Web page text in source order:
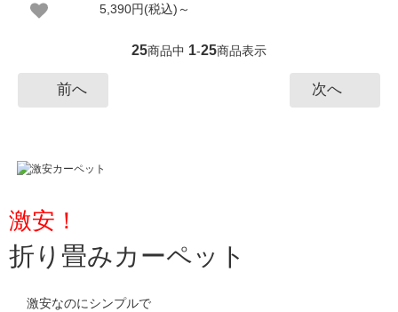
5,390円(税込)～
25商品中 1-25商品表示
前へ 次へ
激安！
折り畳みカーペット
激安なのにシンプルで